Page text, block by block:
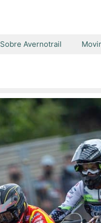
Sobre Avernotrail